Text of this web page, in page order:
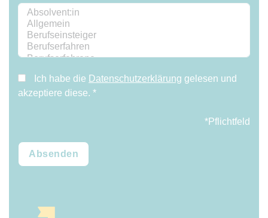
Ich habe die Datenschutzerklärung gelesen und
akzeptiere diese. *
Absenden
*Pflichtfeld